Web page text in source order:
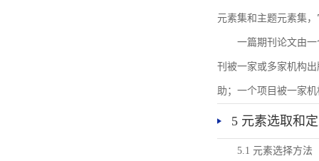
元素集和主题元素集
一篇期刊论文由
刊被一家或多家机构
助；一个项目被一家
5 元素选取和
5.1 元素选择方法